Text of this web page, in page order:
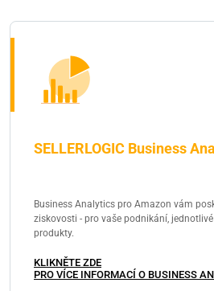
SELLERLOGIC Business
Business Analytics pro Amazon vám
ziskovosti - pro vaše podnikání,
produkty.
KLIKNĚTE ZDE
PRO VÍCE INFORMACÍ O BUSINESS